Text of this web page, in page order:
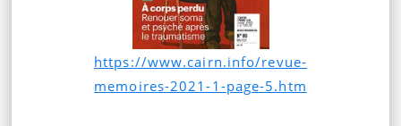
https://www.cairn.info/revue-
memoires-2021-1-page-5.htm